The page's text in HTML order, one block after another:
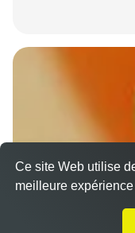
Ce site Web utilise
meilleure